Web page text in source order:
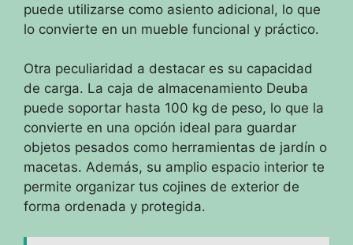
puede utilizarse como asiento adicional, lo que
lo convierte en un mueble funcional y práctico.
Otra peculiaridad a destacar es su capacidad
de carga. La caja de almacenamiento Deuba
puede soportar hasta 100 kg de peso, lo que la
convierte en una opción ideal para guardar
objetos pesados como herramientas de jardín o
macetas. Además, su amplio espacio interior te
permite organizar tus cojines de exterior de
forma ordenada y protegida.